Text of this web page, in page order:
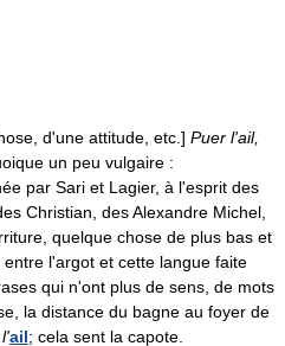
d'une attitude, etc.] Puer l'ail,
un peu vulgaire :
par Sari et Lagier, à l'esprit des
Christian, des Alexandre Michel,
quelque chose de plus bas et
l'argot et cette langue faite
qui n'ont plus de sens, de mots
la distance du bagne au foyer de
ail; cela sent la capote.